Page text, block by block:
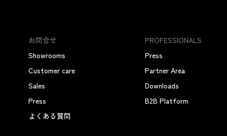
お問合せ
Showrooms
Customer care
Sales
Press
よくある質問
PROFESSIONALS
Press
Partner Area
Downloads
B2B Platform